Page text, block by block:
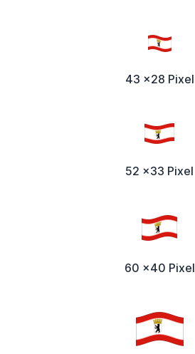
43 x28 Pixel
52 x33 Pixel
60 x40 Pixel